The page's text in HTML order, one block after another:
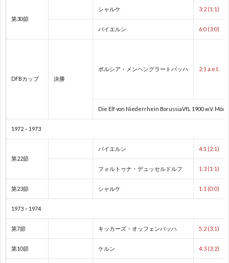
プ
レ
杯
第30節
シャルケ 3:2 (1:1)
バイエルン 6:0 (3:0)
DFBカップ 決勝
ボルシア・メンヘングラートバッハ 2:1 a.e.t.
Die Elf von Niederrhein BorussiaVfL 1900 w.V.
1972 – 1973
第22節
バイエルン 4:1 (2:1)
フォルトゥナ・デュッセルドルフ 1:3 (1:1)
第23節 シャルケ 1:1 (0:0)
1973 – 1974
第7節 キッカーズ・オッフェンバッハ 5:2 (3:1)
第10節 ケルン 4:3 (3:2)